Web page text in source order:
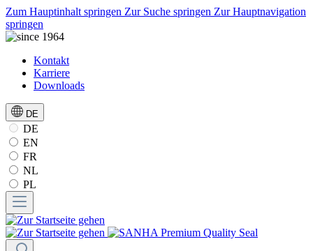
Zum Hauptinhalt springen Zur Suche springen Zur Hauptnavigation
springen
Kontakt
Karriere
Downloads
DE
DE
EN
FR
NL
PL